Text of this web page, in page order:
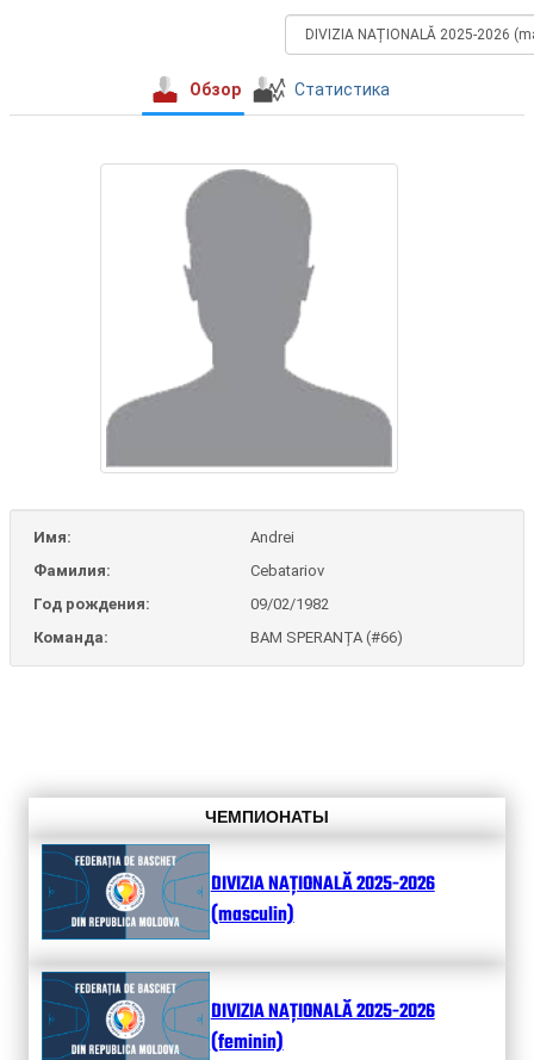
Обзор Статистика
Имя:
Andrei
Фамилия:
Cebatariov
Год рождения:
09/02/1982
Команда:
BAM SPERANȚA (#66)
ЧЕМПИОНАТЫ
DIVIZIA NAȚIONALĂ 2025-2026
(masculin)
DIVIZIA NAȚIONALĂ 2025-2026
(feminin)